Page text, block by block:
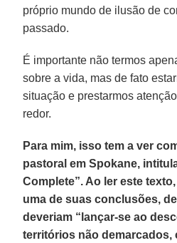
próprio mundo de ilusão de
passado.
É importante não termos
sobre a vida, mas de fato
situação e prestarmos
redor.
Para mim, isso tem a ver
pastoral em Spokane,
Complete”. Ao ler este
uma de suas conclusões,
deveriam “lançar-se ao
territórios não